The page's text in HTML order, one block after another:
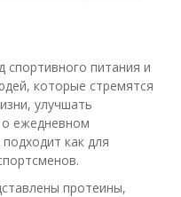
питания и
которые стремятся
улучшать
ежедневном
как для
протеины,